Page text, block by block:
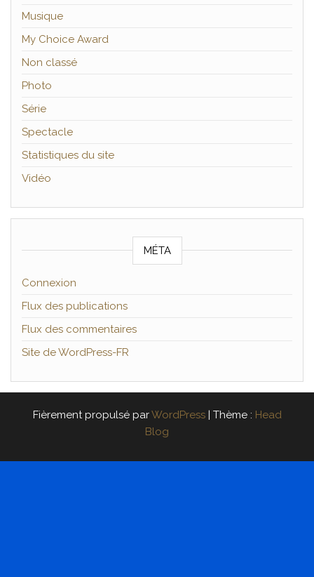
Musique
My Choice Award
Non classé
Photo
Série
Spectacle
Statistiques du site
Vidéo
MÉTA
Connexion
Flux des publications
Flux des commentaires
Site de WordPress-FR
Fièrement propulsé parWordPress | Thème : Head
Blog